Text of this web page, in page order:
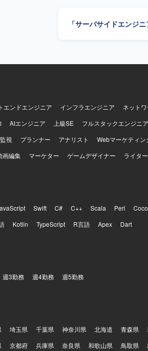
「サーバサイドエンジ
エンドエンジニア インフラエンジニア ネット
AIエンジニア 上級SE フルスタックエンジニア
視 プランナー アナリスト Webマーケティン
画編集 マーケター ゲームデザイナー ライター
Swift C# C++ Scala Perl
Kotlin TypeScript R言語 Apex Dart
週3勤務 週4勤務 週5勤務
埼玉県 千葉県 神奈川県 北海道 青森県
京都府 兵庫県 奈良県 和歌山県 鳥取県